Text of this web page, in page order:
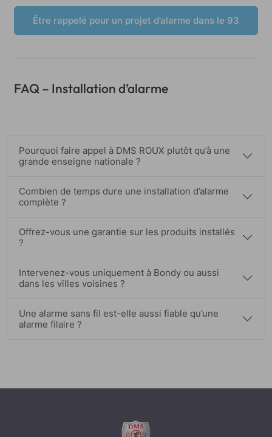
Être rappelé pour un projet d’alarme dans le 93
FAQ – Installation d’alarme
Pourquoi faire appel à DMS ROUX plutôt qu’à une
grande enseigne nationale ?
Combien de temps dure une installation d’alarme
complète ?
Offrez-vous une garantie sur les produits installés
?
Intervenez-vous uniquement à Bondy ou aussi
dans les villes voisines ?
Une alarme sans fil est-elle aussi fiable qu’une
alarme filaire ?